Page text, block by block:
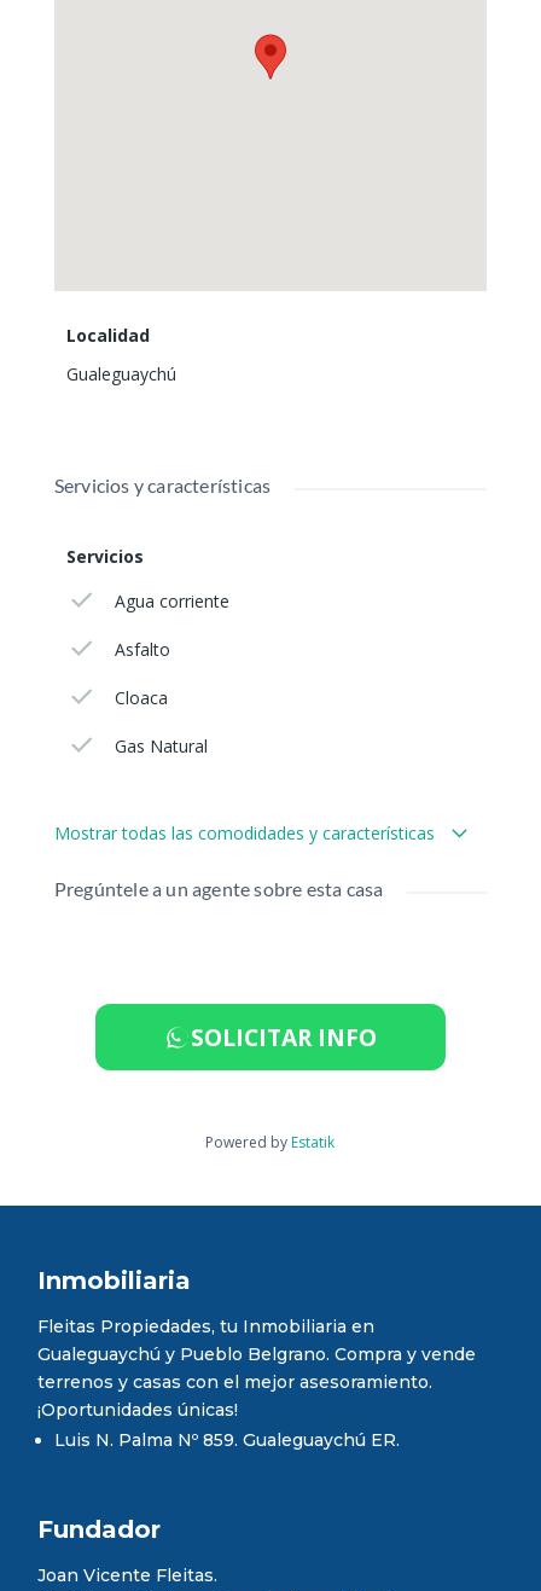
Localidad
Gualeguaychú
Servicios y características
Servicios
Agua corriente
Asfalto
Cloaca
Gas Natural
Mostrar todas las comodidades y características
Pregúntele a un agente sobre esta casa
SOLICITAR INFO
Powered by Estatik
Inmobiliaria
Fleitas Propiedades, tu Inmobiliaria en
Gualeguaychú y Pueblo Belgrano. Compra y vende
terrenos y casas con el mejor asesoramiento.
¡Oportunidades únicas!
Luis N. Palma Nº 859. Gualeguaychú ER.
Fundador
Joan Vicente Fleitas.